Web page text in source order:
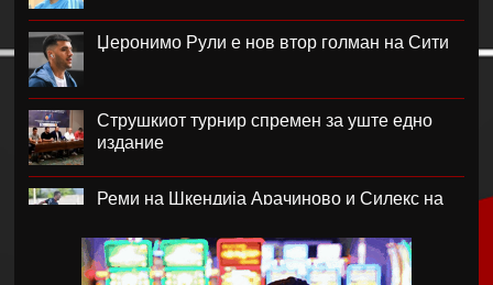
Џеронимо Рули е нов втор голман на Сити
Струшкиот турнир спремен за уште едно
издание
Реми на Шкендија Арачиново и Силекс на
Јунајтед позајми два свои голови